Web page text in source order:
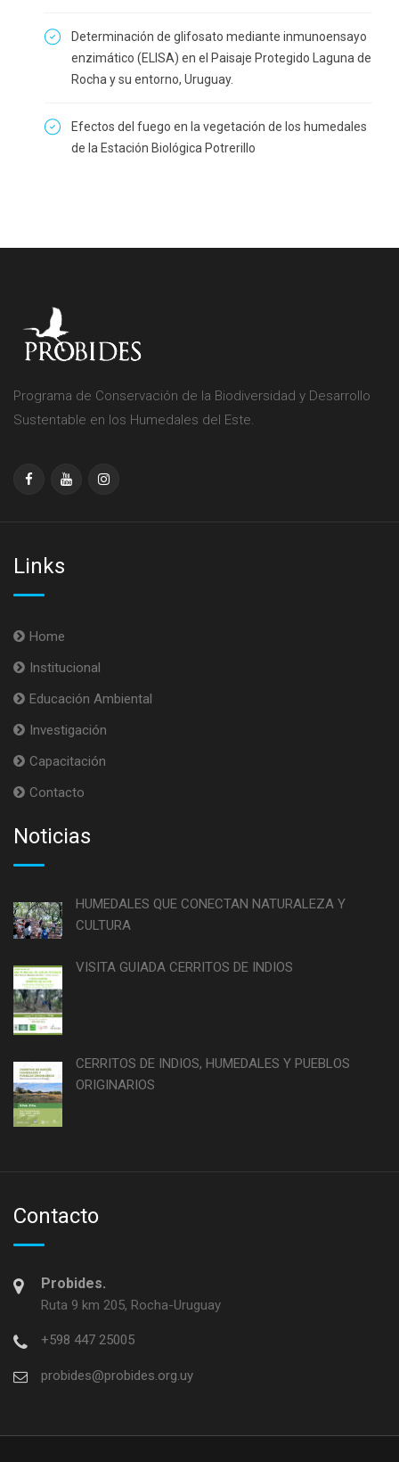
Determinación de glifosato mediante inmunoensayo
enzimático (ELISA) en el Paisaje Protegido Laguna de
Rocha y su entorno, Uruguay.
Efectos del fuego en la vegetación de los humedales
de la Estación Biológica Potrerillo
Programa de Conservación de la Biodiversidad y Desarrollo
Sustentable en los Humedales del Este.
Links
Home
Institucional
Educación Ambiental
Investigación
Capacitación
Contacto
Noticias
HUMEDALES QUE CONECTAN NATURALEZA Y
CULTURA
VISITA GUIADA CERRITOS DE INDIOS
CERRITOS DE INDIOS, HUMEDALES Y PUEBLOS
ORIGINARIOS
Contacto
Probides.
Ruta 9 km 205, Rocha-Uruguay
+598 447 25005
probides@probides.org.uy